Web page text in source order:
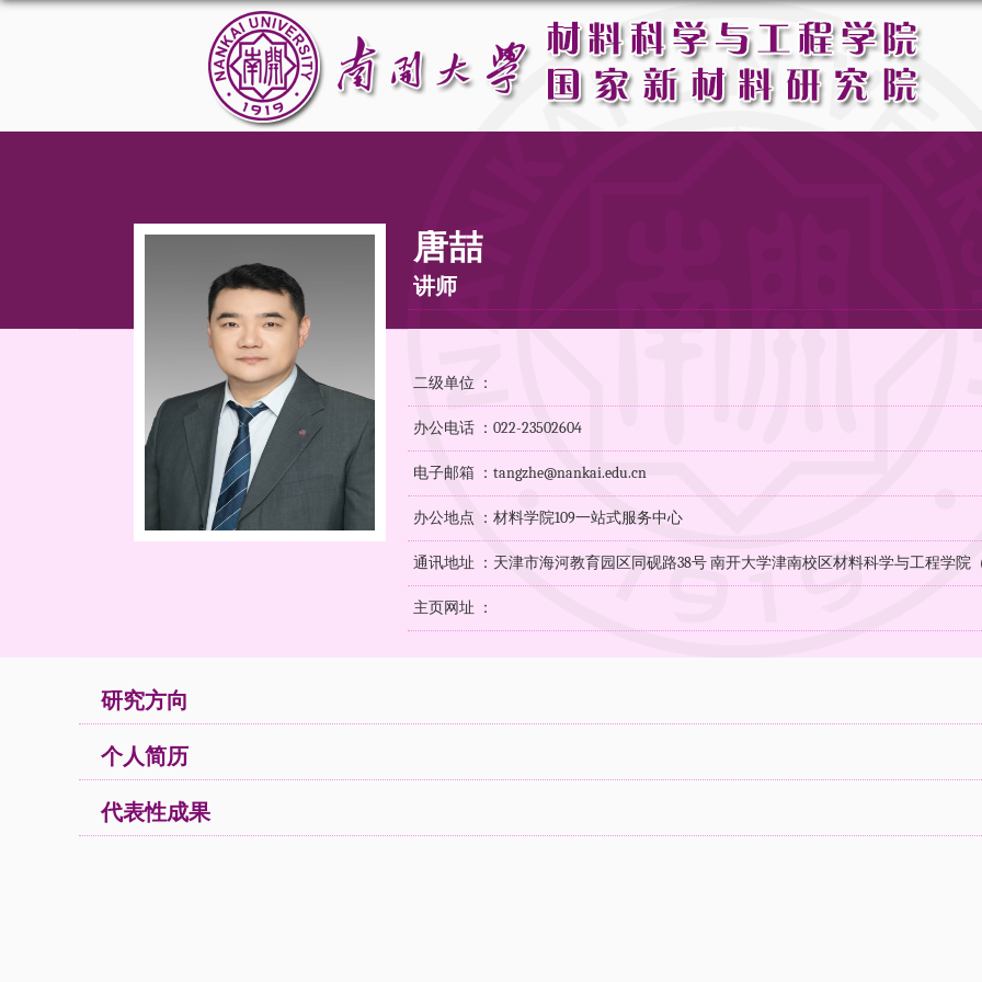
唐喆
讲师
二级单位 ：
办公电话 ：022-23502604
电子邮箱 ：tangzhe@nankai.edu.cn
办公地点 ：材料学院109一站式服务中心
通讯地址 ：天津市海河教育园区同砚路38号 南开大学津南校区材料科学与工程学院（
主页网址 ：
研究方向
个人简历
代表性成果